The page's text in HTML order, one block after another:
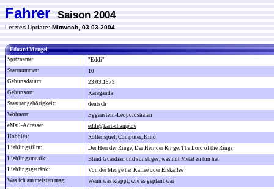
Fahrer Saison 2004
Letztes Update: Mittwoch, 03.03.2004
Eduard Mengel
Spitzname:
"Eddi"
Startnummer:
10
Geburtsdatum:
23.03.1975
Geburtsort:
Karaganda
Staatsangehörigkeit:
deutsch
Wohnort:
Eggenstein-Leopoldshafen
eMail-Adresse:
eddi@kart-champ.de
Hobbies:
Rollenspiel, Computer, Kino
Lieblingsfilm:
Der Herr der Ringe, Der Herr der Ringe, The Lord of the Rings
Lieblingsmusik:
Blind Guardian und sonstiges, was mit Metal zu tun hat
Lieblingsgetränk:
Von der Menge her Kaffee oder Eiskaffee
Was ich am meisten mag:
Wenn was klappt, wie es geplant war